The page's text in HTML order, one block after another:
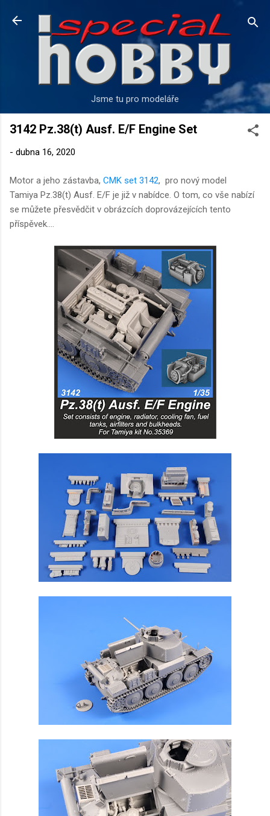
Přeskočit na hlavní obsah
Jsme tu pro modeláře
3142 Pz.38(t) Ausf. E/F Engine Set
- dubna 16, 2020
Motor a jeho zástavba, CMK set 3142, pro nový model
Tamiya Pz.38(t) Ausf. E/F je již v nabídce. O tom, co vše nabízí
se můžete přesvědčit v obrázcích doprovázejících tento
příspěvek....